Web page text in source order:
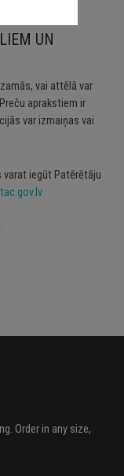
UN
vai attēlā var
aprakstiem ir
var izmaiņas vai
iegūt Patērētāju
Order in any size,